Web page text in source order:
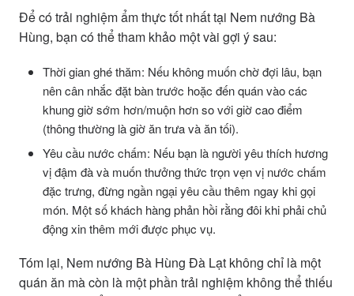
Để có trải nghiệm ẩm thực tốt nhất tại Nem nướng Bà
Hùng, bạn có thể tham khảo một vài gợi ý sau:
Thời gian ghé thăm: Nếu không muốn chờ đợi lâu, bạn
nên cân nhắc đặt bàn trước hoặc đến quán vào các
khung giờ sớm hơn/muộn hơn so với giờ cao điểm
(thông thường là giờ ăn trưa và ăn tối).
Yêu cầu nước chấm: Nếu bạn là người yêu thích hương
vị đậm đà và muốn thưởng thức trọn vẹn vị nước chấm
đặc trưng, đừng ngần ngại yêu cầu thêm ngay khi gọi
món. Một số khách hàng phản hồi rằng đôi khi phải chủ
động xin thêm mới được phục vụ.
Tóm lại, Nem nướng Bà Hùng Đà Lạt không chỉ là một
quán ăn mà còn là một phần trải nghiệm không thể thiếu